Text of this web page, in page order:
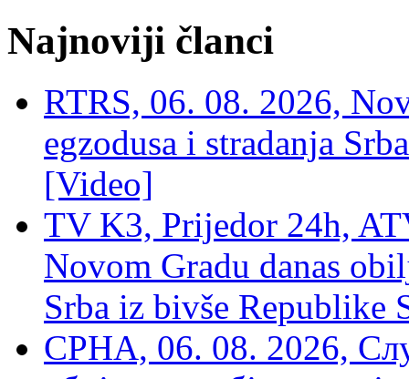
Najnoviji članci
RTRS, 06. 08. 2026,
egzodusa i stradanja
[Video]
TV K3, Prijedor 24h,
Novom Gradu danas
Srba iz bivše Republike
СРНА, 06. 08. 2026,